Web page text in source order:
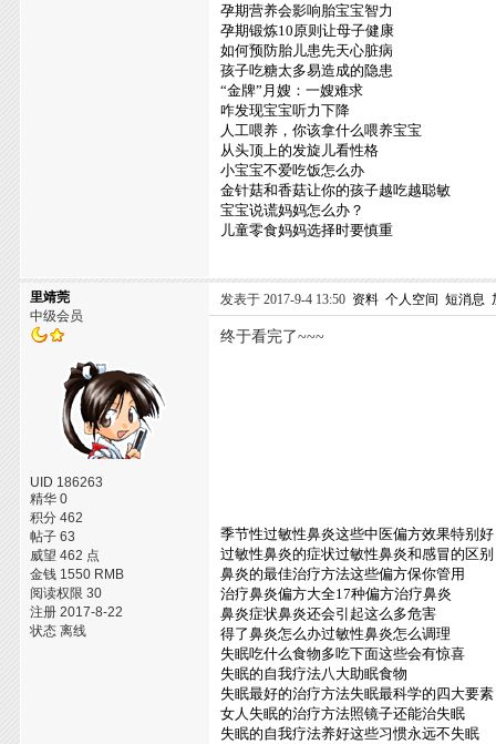
孕期营养会影响胎宝宝智力
孕期锻炼10原则让母子健康
如何预防胎儿患先天心脏病
孩子吃糖太多易造成的隐患
“金牌”月嫂：一嫂难求
咋发现宝宝听力下降
人工喂养，你该拿什么喂养宝宝
从头顶上的发旋儿看性格
小宝宝不爱吃饭怎么办
金针菇和香菇让你的孩子越吃越聪敏
宝宝说谎妈妈怎么办？
儿童零食妈妈选择时要慎重
里靖莞
中级会员
UID 186263
精华 0
积分 462
帖子 63
威望 462 点
金钱 1550 RMB
阅读权限 30
注册 2017-8-22
状态 离线
发表于 2017-9-4 13:50 资料 个人空间 短消息
终于看完了~~~
季节性过敏性鼻炎这些中医偏方效果特别好
过敏性鼻炎的症状过敏性鼻炎和感冒的区别
鼻炎的最佳治疗方法这些偏方保你管用
治疗鼻炎偏方大全17种偏方治疗鼻炎
鼻炎症状鼻炎还会引起这么多危害
得了鼻炎怎么办过敏性鼻炎怎么调理
失眠吃什么食物多吃下面这些会有惊喜
失眠的自我疗法八大助眠食物
失眠最好的治疗方法失眠最科学的四大要素
女人失眠的治疗方法照镜子还能治失眠
失眠的自我疗法养好这些习惯永远不失眠